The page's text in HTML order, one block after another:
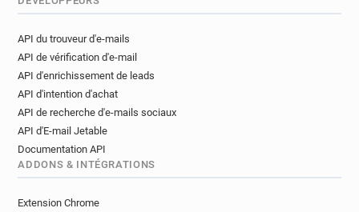
API du trouveur d'e-mails
API de vérification d'e-mail
API d'enrichissement de leads
API d'intention d'achat
API de recherche d'e-mails sociaux
API d'E-mail Jetable
Documentation API
ADDONS & INTÉGRATIONS
Extension Chrome